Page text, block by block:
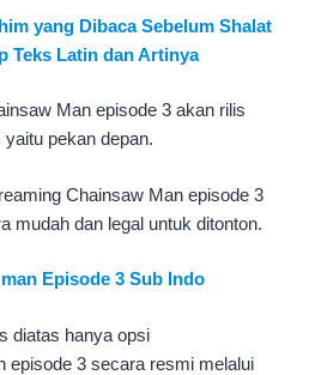
yang Dibaca Sebelum Shalat
Teks Latin dan Artinya
Man episode 3 akan rilis
pekan depan.
Chainsaw Man episode 3
mudah dan legal untuk ditonton.
Episode 3 Sub Indo
diatas hanya opsi
episode 3 secara resmi melalui